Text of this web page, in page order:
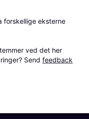
forskellige eksterne
ved det her
Send feedback